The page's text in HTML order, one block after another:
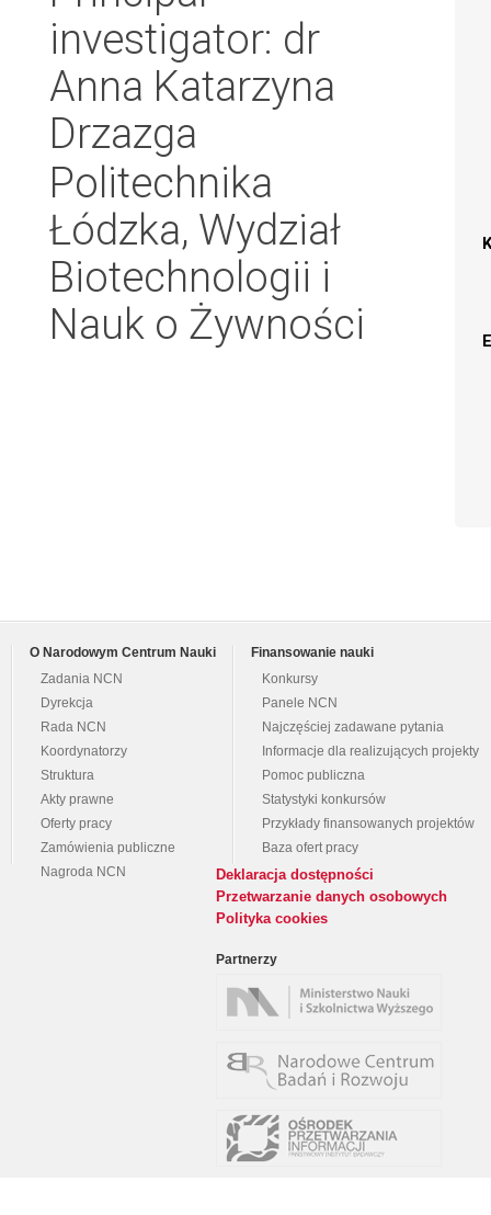
investigator: dr
Anna Katarzyna
Drzazga
Politechnika
Łódzka, Wydział
Biotechnologii i
Nauk o Żywności
O Narodowym Centrum Nauki
Zadania NCN
Dyrekcja
Rada NCN
Koordynatorzy
Struktura
Akty prawne
Oferty pracy
Zamówienia publiczne
Nagroda NCN
Finansowanie nauki
Konkursy
Panele NCN
Najczęściej zadawane pytania
Informacje dla realizujących projekty
Pomoc publiczna
Statystyki konkursów
Przykłady finansowanych projektów
Baza ofert pracy
Deklaracja dostępności
Przetwarzanie danych osobowych
Polityka cookies
Partnerzy